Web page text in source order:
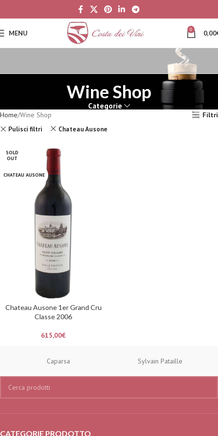
MENU 0 0,00
Wine Shop
Categorie
Home Wine Shop
Filtri
Pulisci filtri
Chateau Ausone
SOLD
OUT
CHATEAU AUSONE
Chateau Ausone 1er Grand Cru
Classe 2006
615,00€
Caparsa Sylvain Pataille
CATEGORIE PRODOTTO